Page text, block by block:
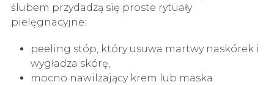
ślubem przydadzą się proste rytuały
pielęgnacyjne:
peeling stóp, który usuwa martwy naskórek i
wygładza skórę,
mocno nawilżający krem lub maska